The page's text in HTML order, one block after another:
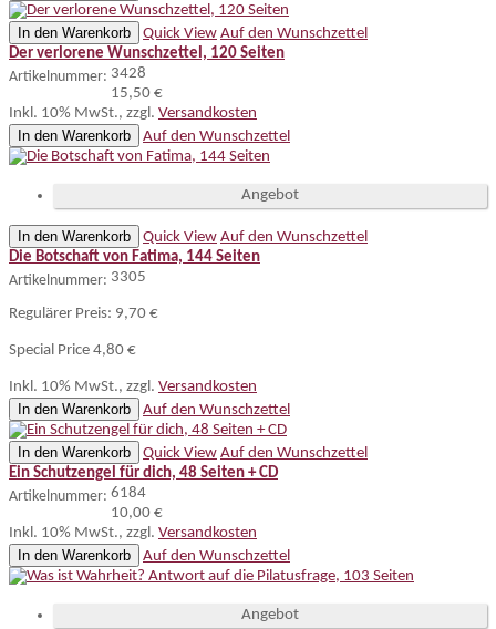
In den Warenkorb Quick View Auf den Wunschzettel
Der verlorene Wunschzettel, 120 Seiten
Artikelnummer: 3428
15,50 €
Inkl. 10% MwSt., zzgl. Versandkosten
In den Warenkorb
Auf den Wunschzettel
Angebot
In den Warenkorb Quick View Auf den Wunschzettel
Die Botschaft von Fatima, 144 Seiten
Artikelnummer: 3305
Regulärer Preis: 9,70 €
Special Price 4,80 €
Inkl. 10% MwSt., zzgl. Versandkosten
In den Warenkorb
Auf den Wunschzettel
In den Warenkorb Quick View Auf den Wunschzettel
Ein Schutzengel für dich, 48 Seiten + CD
Artikelnummer: 6184
10,00 €
Inkl. 10% MwSt., zzgl. Versandkosten
In den Warenkorb
Auf den Wunschzettel
Angebot